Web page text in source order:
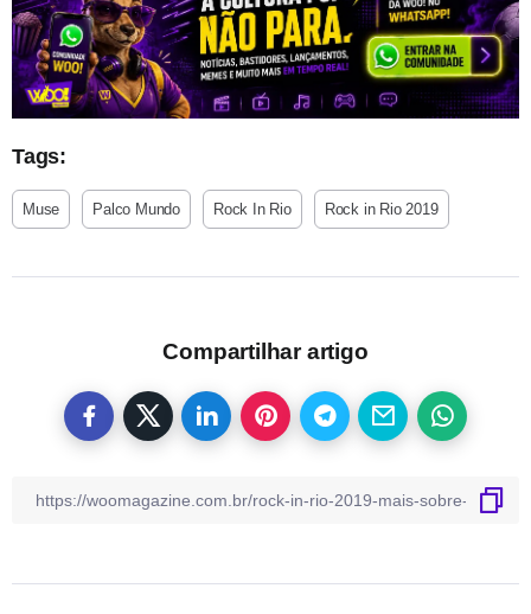
Tags:
Muse Palco Mundo Rock In Rio Rock in Rio 2019
Compartilhar artigo